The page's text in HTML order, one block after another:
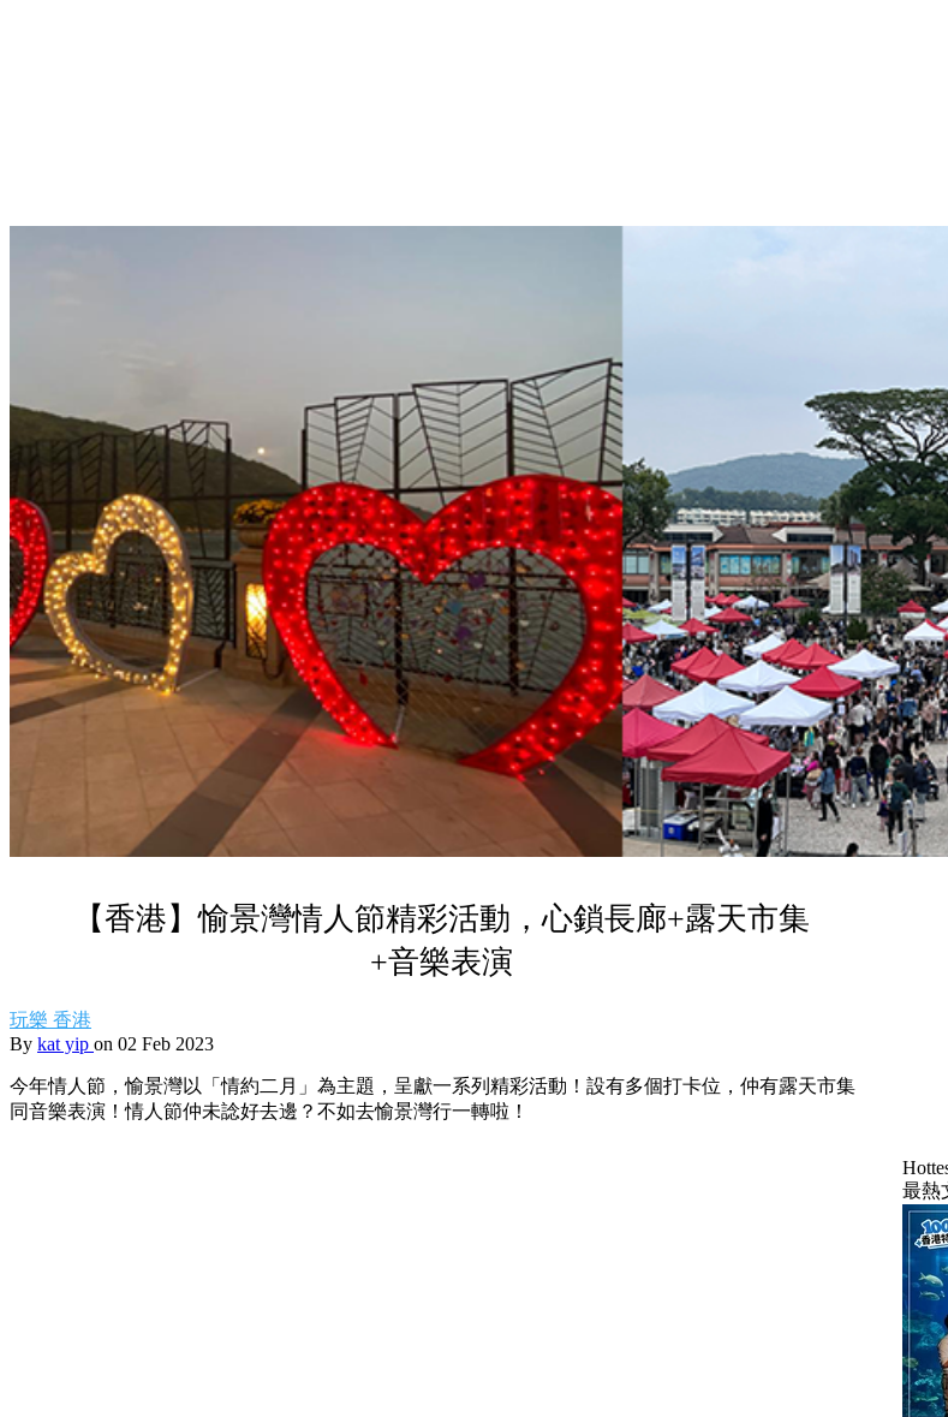
【香港】愉景灣情人節精彩活動，心鎖長廊+露天市集
+音樂表演
玩樂 香港
By kat yip on 02 Feb 2023
今年情人節，愉景灣以「情約二月」為主題，呈獻一系列精彩活動！設有多個打卡位，仲有露天市集
同音樂表演！情人節仲未諗好去邊？不如去愉景灣行一轉啦！
最熱